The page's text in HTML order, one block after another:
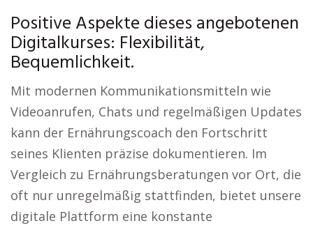
Positive Aspekte dieses angebotenen
Digitalkurses: Flexibilität,
Bequemlichkeit.
Mit modernen Kommunikationsmitteln wie
Videoanrufen, Chats und regelmäßigen Updates
kann der Ernährungscoach den Fortschritt
seines Klienten präzise dokumentieren. Im
Vergleich zu Ernährungsberatungen vor Ort, die
oft nur unregelmäßig stattfinden, bietet unsere
digitale Plattform eine konstante